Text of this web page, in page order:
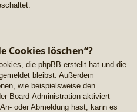
Cookies löschen“?
die phpBB erstellt hat und die
bleibst. Außerdem
wie beispielsweise den
Board-Administration aktiviert
oder Abmeldung hast, kann es